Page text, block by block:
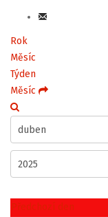
Rok
Měsíc
Týden
Měsíc
Předchozí den